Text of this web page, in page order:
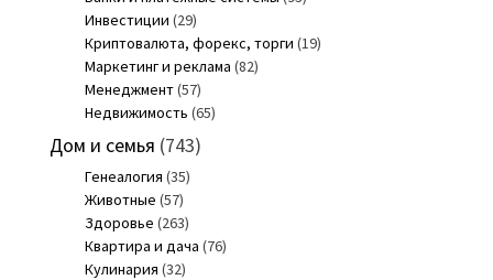
Инвестиции (29)
Криптовалюта, форекс, торги (19)
Маркетинг и реклама (82)
Менеджмент(57)
Недвижимость (65)
Дом и семья (743)
Генеалогия (35)
Животные (57)
Здоровье (263)
Квартира и дача (76)
Кулинария (32)